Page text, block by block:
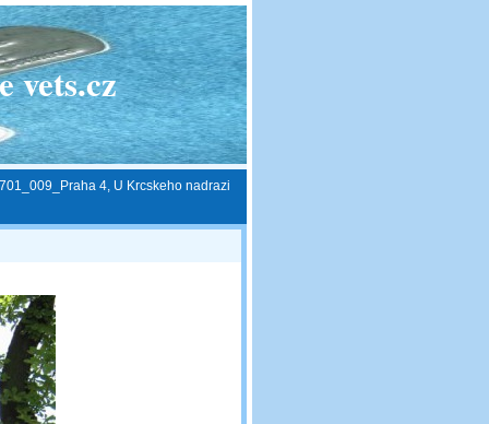
vets.cz
4, U Krcskeho nadrazi